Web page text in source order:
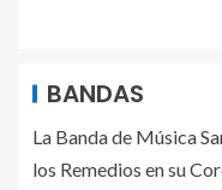
BANDAS
La Banda de Música
los Remedios en su